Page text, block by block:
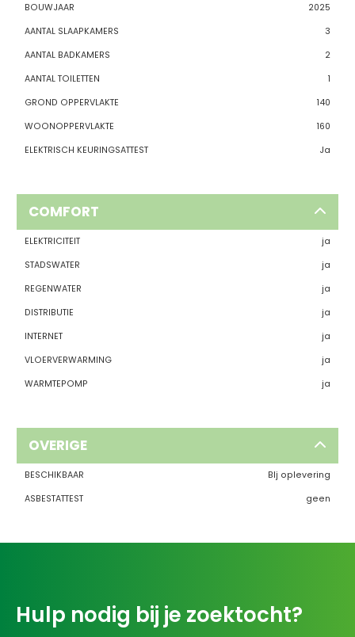
BOUWJAAR
2025
AANTAL SLAAPKAMERS
3
AANTAL BADKAMERS
2
AANTAL TOILETTEN
1
GROND OPPERVLAKTE
140
WOONOPPERVLAKTE
160
ELEKTRISCH KEURINGSATTEST
Ja
COMFORT
ELEKTRICITEIT
ja
STADSWATER
ja
REGENWATER
ja
DISTRIBUTIE
ja
INTERNET
ja
VLOERVERWARMING
ja
WARMTEPOMP
ja
OVERIGE
BESCHIKBAAR
BIj oplevering
ASBESTATTEST
geen
Hulp nodig bij je zoektocht?